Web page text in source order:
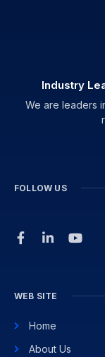
Industry
We are leaders
FOLLOW US
WEB SITE
Home
About Us